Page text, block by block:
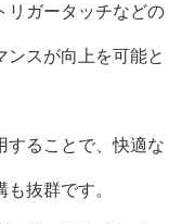
リガータッチなどの
ンスが向上を可能と
することで、快適な
抜群です。